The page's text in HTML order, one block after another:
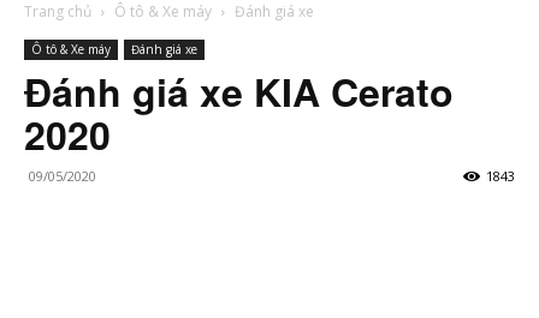
Trang chủ Ô tô & Xe máy Đánh giá xe
Ô tô & Xe máy Đánh giá xe
Đánh giá xe KIA Cerato
2020
09/05/2020 1843